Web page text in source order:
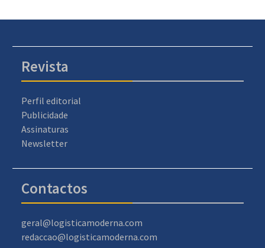
Revista
Perfil editorial
Publicidade
Assinaturas
Newsletter
Contactos
geral@logisticamoderna.com
redaccao@logisticamoderna.com